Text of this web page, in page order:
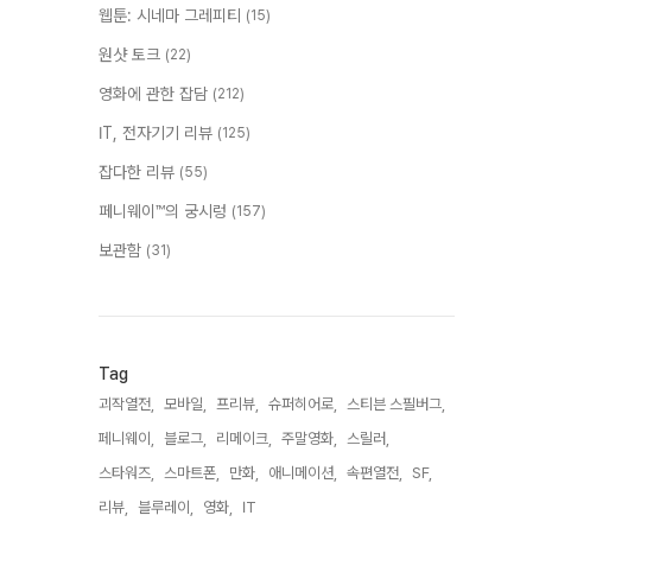
웹툰: 시네마 그레피티 (15)
원샷 토크 (22)
영화에 관한 잡담 (212)
IT, 전자기기 리뷰 (125)
잡다한 리뷰 (55)
페니웨이™의 궁시렁 (157)
보관함 (31)
Tag
괴작열전, 모바일, 프리뷰, 슈퍼히어로,
스티븐 스필버그,
페니웨이,
블로그, 리메이크, 주말영화,
스릴러,
스타워즈,
스마트폰, 만화, 애니메이션, 속편열전,
SF,
리뷰,
블루레이, 영화, IT,